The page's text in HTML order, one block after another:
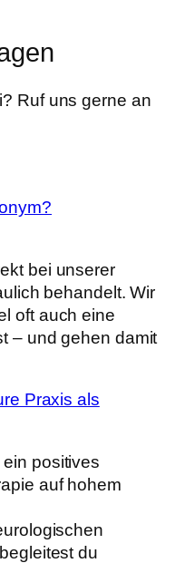
Ruf uns gerne an
bei unserer
behandelt. Wir
oft auch eine
– und gehen damit
Praxis als
positives
auf hohem
du